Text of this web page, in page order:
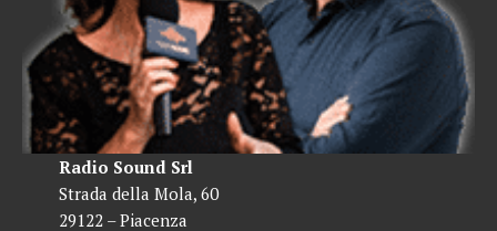
Radio Sound Srl
Strada della Mola, 60
29122 – Piacenza